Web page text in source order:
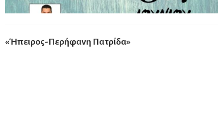
«Ήπειρος-Περήφανη Πατρίδα»